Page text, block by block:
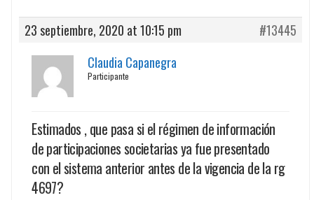
23 septiembre, 2020 at 10:15 pm
#13445
Claudia Capanegra
Participante
Estimados , que pasa si el régimen de información
de participaciones societarias ya fue presentado
con el sistema anterior antes de la vigencia de la rg
4697?